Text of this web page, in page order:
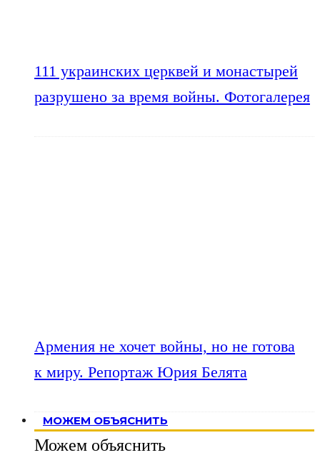
111 украинских церквей и монастырей
разрушено за время войны. Фотогалерея
Армения не хочет войны, но не готова
к миру. Репортаж Юрия Белята
МОЖЕМ ОБЪЯСНИТЬ
Можем объяснить